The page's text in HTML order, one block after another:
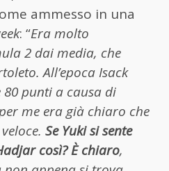
ammesso in una
: “Era molto
2 dai media, che
All’epoca Isack
80 punti a causa di
me era già chiaro che
Se Yuki si sente
così? È chiaro,